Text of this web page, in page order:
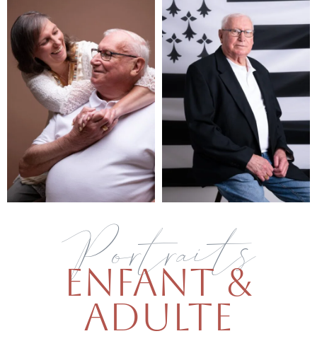
Portraits
ENFANT &
ADULTE